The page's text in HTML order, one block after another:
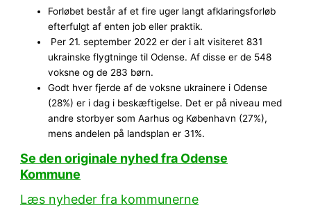
Forløbet består af et fire uger langt afklaringsforløb
efterfulgt af enten job eller praktik.
Per 21. september 2022 er der i alt visiteret 831
ukrainske flygtninge til Odense. Af disse er de 548
voksne og de 283 børn.
Godt hver fjerde af de voksne ukrainere i Odense
(28%) er i dag i beskæftigelse. Det er på niveau med
andre storbyer som Aarhus og København (27%),
mens andelen på landsplan er 31%.
Se den originale nyhed fra Odense
Kommune
Læs nyheder fra kommunerne